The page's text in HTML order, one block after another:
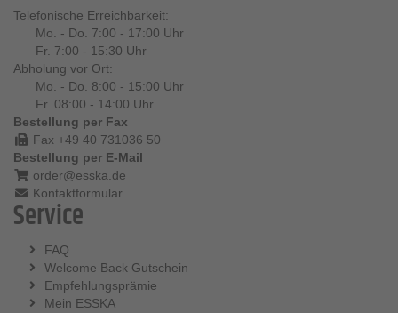
Telefonische Erreichbarkeit:
Mo. - Do. 7:00 - 17:00 Uhr
Fr. 7:00 - 15:30 Uhr
Abholung vor Ort:
Mo. - Do. 8:00 - 15:00 Uhr
Fr. 08:00 - 14:00 Uhr
Bestellung per Fax
Fax +49 40 731036 50
Bestellung per E-Mail
order@esska.de
Kontaktformular
Service
FAQ
Welcome Back Gutschein
Empfehlungsprämie
Mein ESSKA